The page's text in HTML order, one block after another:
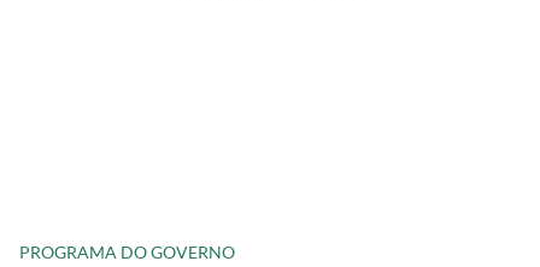
PROGRAMA DO GOVERNO